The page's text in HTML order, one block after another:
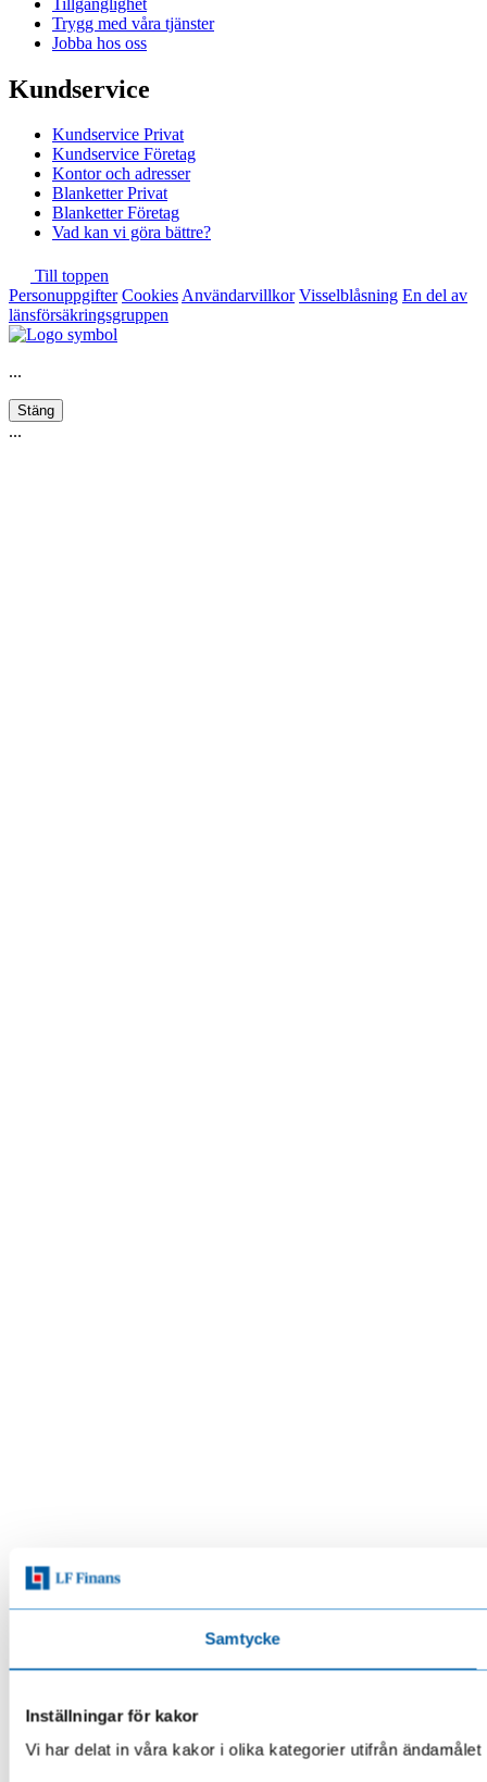
Samtycke
Inställningar för kakor
Vi har delat in våra kakor i olika kategorier utifrån
Trygg med våra tjänster
Jobba hos oss
Kundservice
Kundservice Privat
Kundservice Företag
Kontor och adresser
Blanketter Privat
Blanketter Företag
Vad kan vi göra bättre?
Till toppen
Personuppgifter CookiesAnvändarvillkor Visselblåsning En del av
länsförsäkringsgruppen
...
Stäng
...